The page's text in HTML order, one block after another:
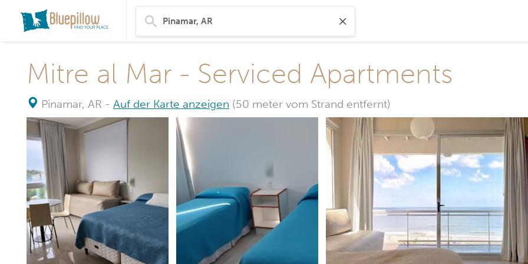
Mitre al Mar - Serviced Apartments
Pinamar, AR - Auf der Karte anzeigen (50 meter vom Strand entfernt)